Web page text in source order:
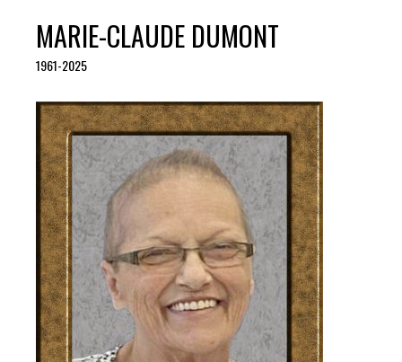
MARIE-CLAUDE DUMONT
1961-2025